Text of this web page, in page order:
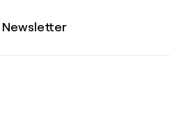
Newsletter